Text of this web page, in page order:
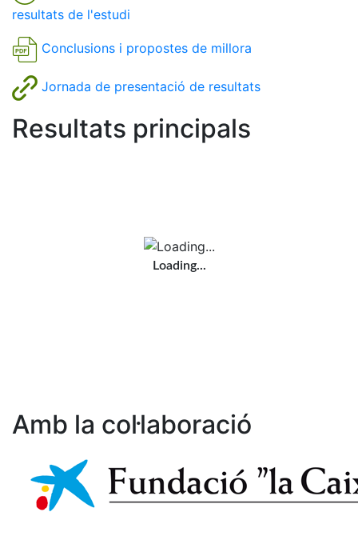
resultats de l'estudi
Conclusions i propostes de millora
Jornada de presentació de resultats
Resultats principals
Loading...
Amb la col·laboració